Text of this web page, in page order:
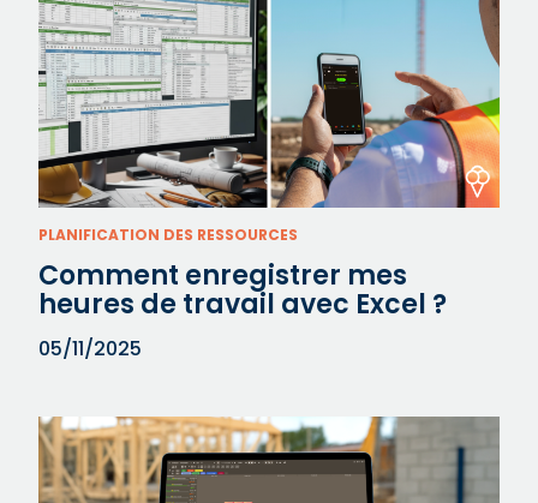
PLANIFICATION DES RESSOURCES
Comment enregistrer mes
heures de travail avec Excel ?
05/11/2025